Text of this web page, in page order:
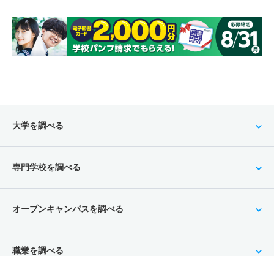
大学を調べる
専門学校を調べる
オープンキャンパスを調べる
職業を調べる